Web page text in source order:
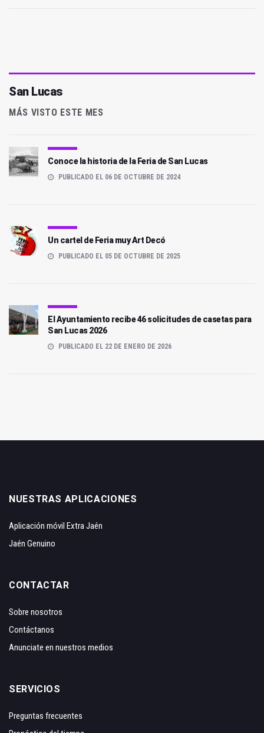
San Lucas
MÁS VISTO ESTE MES
Conoce la historia de la Feria de San Lucas
PUBLICADO EL 06 DE OCTUBRE DE 2024
Un cartel de Feria muy Art Decó
PUBLICADO EL 05 DE OCTUBRE DE 2025
El Ayuntamiento recibe 46 solicitudes de casetas para
San Lucas 2026
PUBLICADO EL 22 DE ENERO DE 2026
NUESTRAS APLICACIONES
Aplicación móvil Extra Jaén
Jaén Genuino
CONTACTAR
Sobre nosotros
Contáctanos
Anunciate en nuestros medios
SERVICIOS
Preguntas frecuentes